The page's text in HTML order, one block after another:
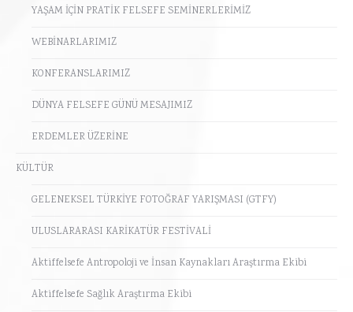
YAŞAM İÇİN PRATİK FELSEFE SEMİNERLERİMİZ
WEBİNARLARIMIZ
KONFERANSLARIMIZ
DÜNYA FELSEFE GÜNÜ MESAJIMIZ
ERDEMLER ÜZERİNE
KÜLTÜR
GELENEKSEL TÜRKİYE FOTOĞRAF YARIŞMASI (GTFY)
ULUSLARARASI KARİKATÜR FESTİVALİ
Aktiffelsefe Antropoloji ve İnsan Kaynakları Araştırma Ekibi
Aktiffelsefe Sağlık Araştırma Ekibi